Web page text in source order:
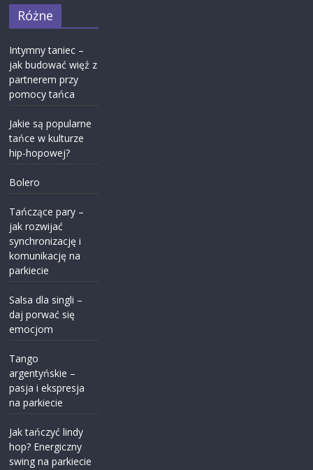
Różne
Intymny taniec –
jak budować więź z
partnerem przy
pomocy tańca
Jakie są popularne
tańce w kulturze
hip-hopowej?
Bolero
Tańczące pary –
jak rozwijać
synchronizację i
komunikację na
parkiecie
Salsa dla singli –
daj porwać się
emocjom
Tango
argentyńskie –
pasja i ekspresja
na parkiecie
Jak tańczyć lindy
hop? Energiczny
swing na parkiecie